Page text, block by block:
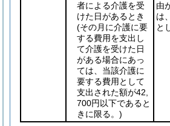
者による介護を受
けた日があるとき
(その月に介護に要
する費用を支出し
て介護を受けた日
がある場合にあっ
ては、当該介護に
要する費用として
支出された額が42,
700円以下であると
きに限る。)
由
は
と